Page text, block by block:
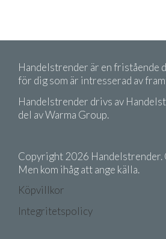
Handelstrender är en fristående
för dig som är intresserad av
Handelstrender drivs av
del av Warma Group.
Copyright 2026 Handelstrender.
Men kom ihåg att ange källa.
Köpvillkor
Integritetspolicy